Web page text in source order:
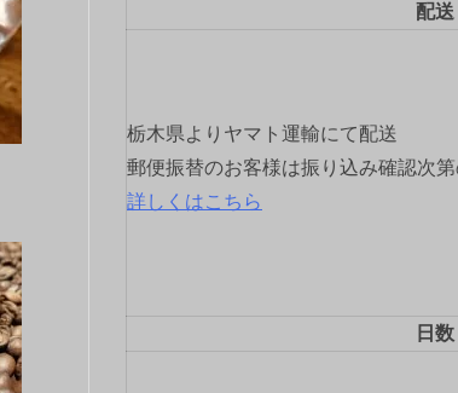
シ
ョ
配送
栃木県よりヤマト運輸にて配送
郵便振替のお客様は振り込み確認次第
詳しくはこちら
日数